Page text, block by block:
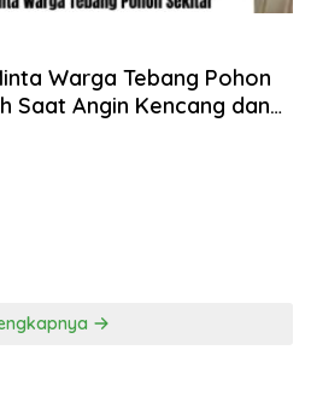
Warga Tebang Pohon
Saat Angin Kencang dan